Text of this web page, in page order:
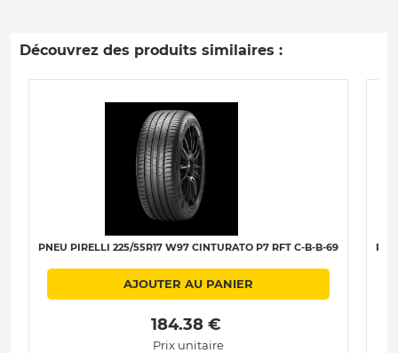
Découvrez des produits similaires :
PNEU PIRELLI 225/55R17 W97 CINTURATO P7 RFT C-B-B-69
AJOUTER AU PANIER
184.38 €
Prix unitaire